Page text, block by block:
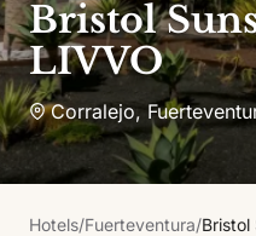
Bristol
LIVVO
Corralejo,
Hotels/Fuerteventura/Bristol